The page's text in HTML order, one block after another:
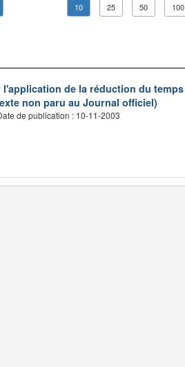
10 25 50 100
de la réduction du temps
non paru au Journal officiel)
de publication : 10-11-2003